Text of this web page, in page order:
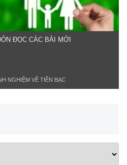
ĐỌC CÁC BÀI MỚI
NGHIỆM VỀ TIỀN BẠC